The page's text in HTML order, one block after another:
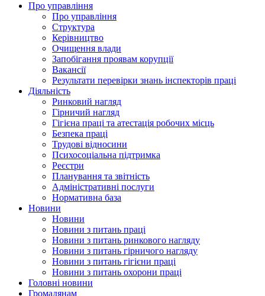
Про управління
Про управління
Структура
Керівництво
Очищення влади
Запобігання проявам корупції
Вакансії
Результати перевірки знань інспекторів праці
Діяльність
Ринковий нагляд
Гірничий нагляд
Гігієна праці та атестація робочих місць
Безпека праці
Трудові відносини
Психосоціальна підтримка
Реєстри
Планування та звітність
Адміністративні послуги
Нормативна база
Новини
Новини
Новини з питань праці
Новини з питань ринкового нагляду
Новини з питань гірничого нагляду
Новини з питань гігієни праці
Новини з питань охорони праці
Головні новини
Громадянам